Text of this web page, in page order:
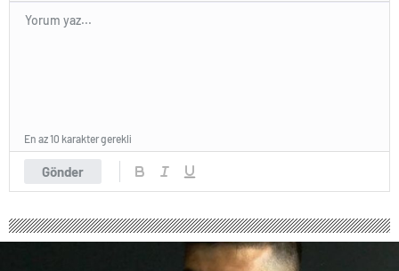
Gönder
En az 10 karakter gerekli